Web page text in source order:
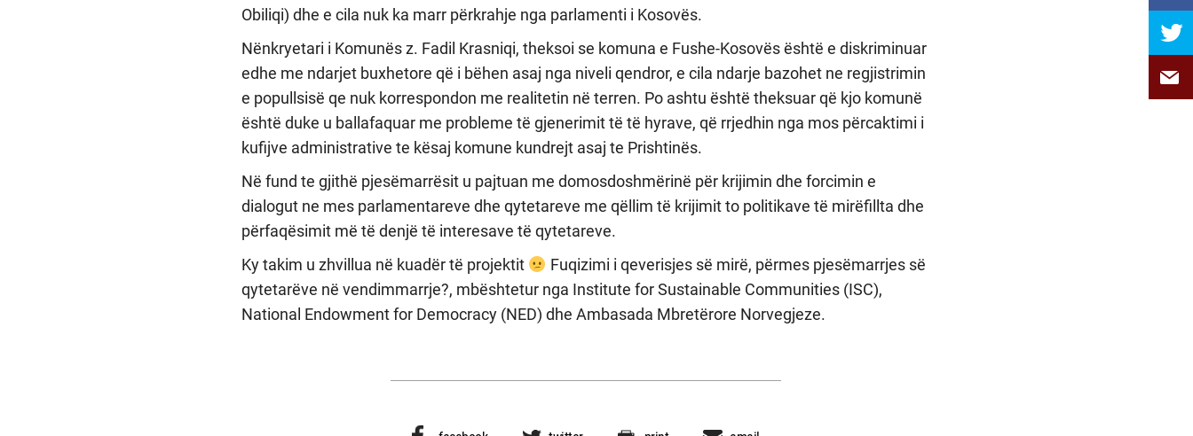
Obiliqi) dhe e cila nuk ka marr përkrahje nga parlamenti i Kosovës.
Nënkryetari i Komunës z. Fadil Krasniqi, theksoi se komuna e Fushe-Kosovës është e diskriminuar
edhe me ndarjet buxhetore që i bëhen asaj nga niveli qendror, e cila ndarje bazohet ne regjistrimin
e popullsisë qe nuk korrespondon me realitetin në terren. Po ashtu është theksuar që kjo komunë
është duke u ballafaquar me probleme të gjenerimit të të hyrave, që rrjedhin nga mos përcaktimi i
kufijve administrative te kësaj komune kundrejt asaj te Prishtinës.
Në fund te gjithë pjesëmarrësit u pajtuan me domosdoshmërinë për krijimin dhe forcimin e
dialogut ne mes parlamentareve dhe qytetareve me qëllim të krijimit to politikave të mirëfillta dhe
përfaqësimit më të denjë të interesave të qytetareve.
Ky takim u zhvillua në kuadër të projektit
Fuqizimi i qeverisjes së mirë, përmes pjesëmarrjes së
qytetarëve në vendimmarrje?, mbështetur nga Institute for Sustainable Communities (ISC),
National Endowment for Democracy (NED) dhe Ambasada Mbretërore Norvegjeze.